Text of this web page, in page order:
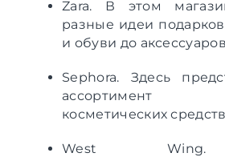
Zara. В этом
разные идеи
и обуви до
Sephora. Здесь
ассортимент
косметических
West Wing.